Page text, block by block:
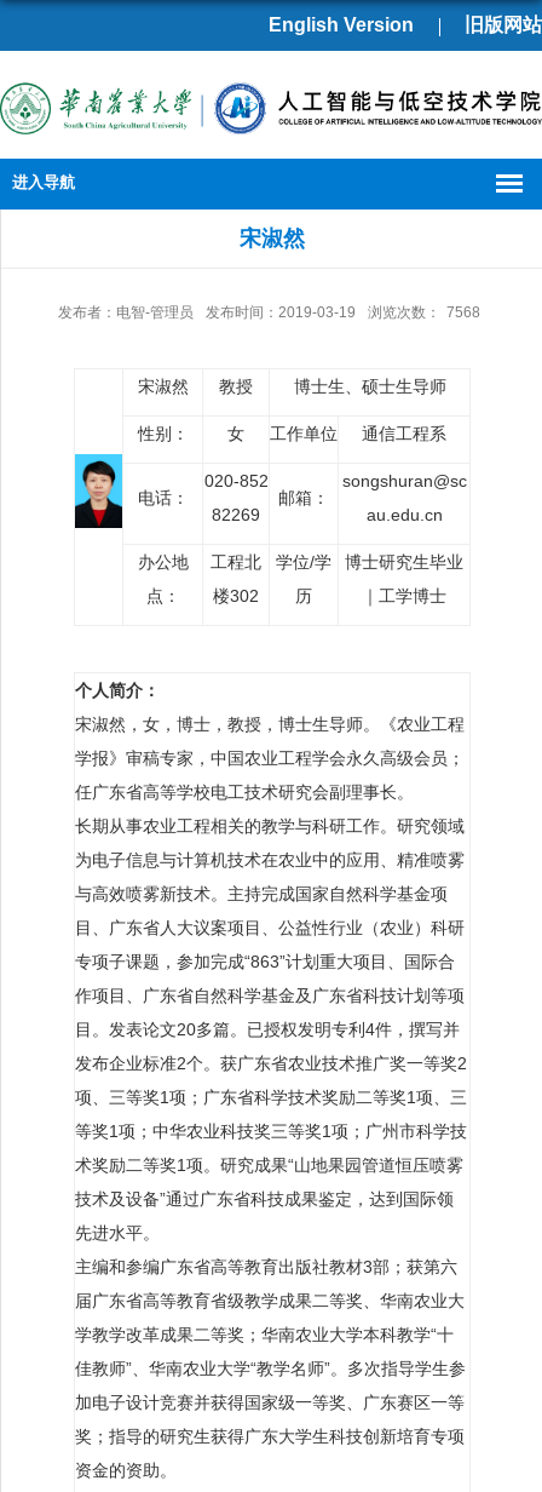
English Version 旧版网站
进入导航
宋淑然
发布者：电智-管理员 发布时间：2019-03-19 浏览次数： 7568
宋淑然 教授 博士生、硕士生导师
性别： 女 工作单位 通信工程系
电话：
020-852
82269
邮箱：
songshuran@sc
au.edu.cn
办公地
点：
工程北
楼302
学位/学
历
博士研究生毕业
｜工学博士
个人简介：
宋淑然，女，博士，教授，博士生导师。《农业工程
学报》审稿专家，中国农业工程学会永久高级会员；
任广东省高等学校电工技术研究会副理事长。
长期从事农业工程相关的教学与科研工作。研究领域
为电子信息与计算机技术在农业中的应用、精准喷雾
与高效喷雾新技术。主持完成国家自然科学基金项
目、广东省人大议案项目、公益性行业（农业）科研
专项子课题，参加完成“863”计划重大项目、国际合
作项目、广东省自然科学基金及广东省科技计划等项
目。发表论文20多篇。已授权发明专利4件，撰写并
发布企业标准2个。获广东省农业技术推广奖一等奖2
项、三等奖1项；广东省科学技术奖励二等奖1项、三
等奖1项；中华农业科技奖三等奖1项；广州市科学技
术奖励二等奖1项。研究成果“山地果园管道恒压喷雾
技术及设备”通过广东省科技成果鉴定，达到国际领
先进水平。
主编和参编广东省高等教育出版社教材3部；获第六
届广东省高等教育省级教学成果二等奖、华南农业大
学教学改革成果二等奖；华南农业大学本科教学“十
佳教师”、华南农业大学“教学名师”。多次指导学生参
加电子设计竞赛并获得国家级一等奖、广东赛区一等
奖；指导的研究生获得广东大学生科技创新培育专项
资金的资助。